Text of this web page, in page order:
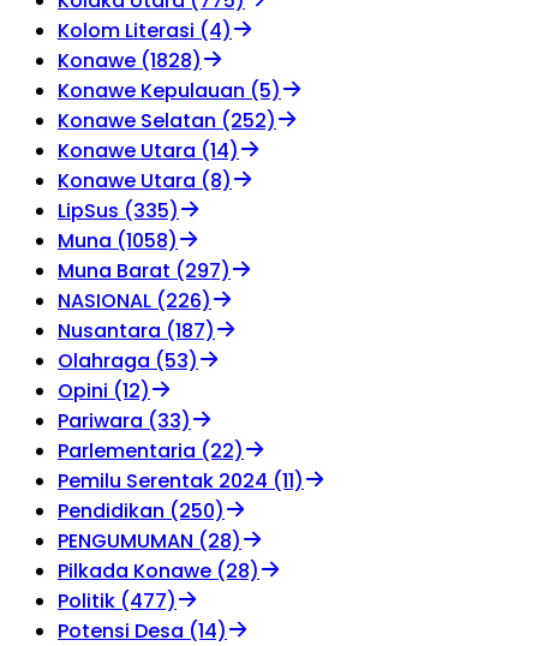
Kolom Literasi (4)
Konawe (1828)
Konawe Kepulauan (5)
Konawe Selatan (252)
Konawe Utara (14)
Konawe Utara (8)
LipSus (335)
Muna (1058)
Muna Barat (297)
NASIONAL (226)
Nusantara (187)
Olahraga (53)
Opini (12)
Pariwara (33)
Parlementaria (22)
Pemilu Serentak 2024 (11)
Pendidikan (250)
PENGUMUMAN (28)
Pilkada Konawe (28)
Politik (477)
Potensi Desa (14)